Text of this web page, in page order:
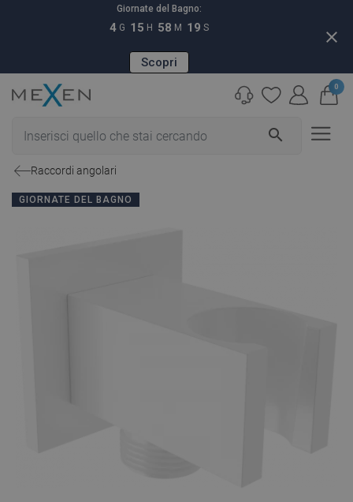
Giornate del Bagno:
4 G 15 H 58 M 18 S
Scopri
close
search
0
Raccordi angolari
GIORNATE DEL BAGNO